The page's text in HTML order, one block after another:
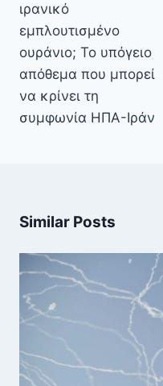
ιρανικό
εμπλουτισμένο
ουράνιο; Το υπόγειο
απόθεμα που μπορεί
να κρίνει τη
συμφωνία ΗΠΑ-Ιράν
Similar Posts